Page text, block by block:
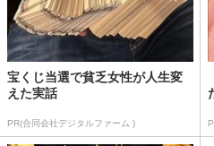
宝くじ当選で貧乏女性が人生変
えた実話
PR(合同会社デジタルファーム )